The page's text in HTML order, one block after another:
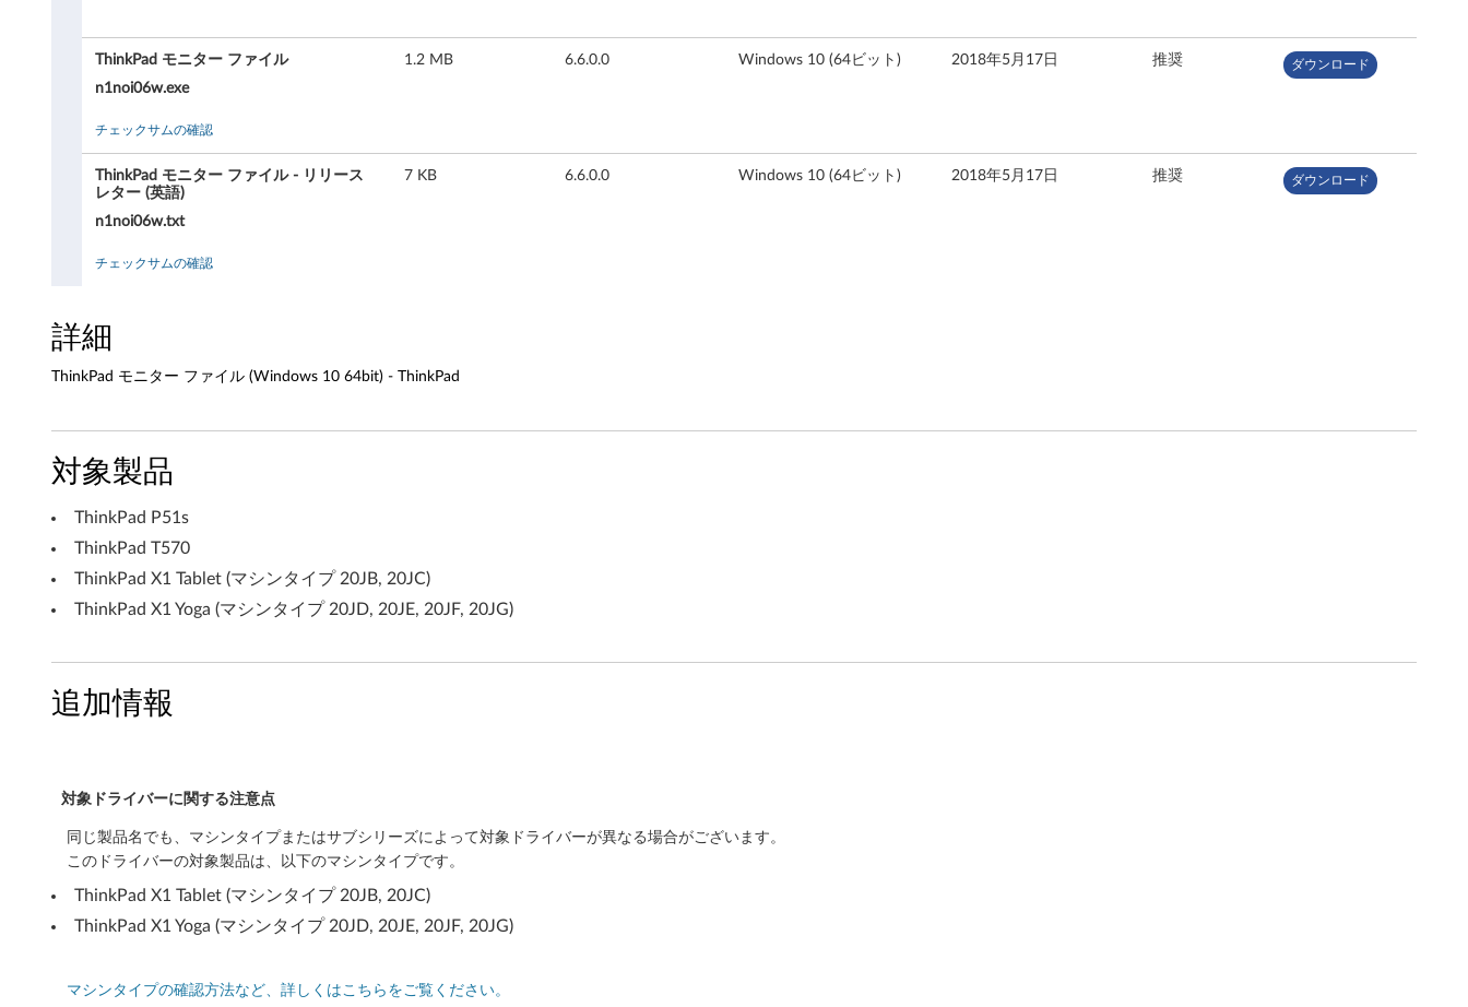
モ
ル
(
W
i
n
d
o
s
1
6
4
b
i
ThinkPad モニター ファイル
n1noi06w.exe
1.2 MB 6.6.0.0 Windows 10 (64ビット) 2018年5月17日 推奨 ダウンロード
チェックサムの確認
ThinkPad モニター ファイル - リリース
レター (英語)
n1noi06w.txt
7 KB 6.6.0.0 Windows 10 (64ビット) 2018年5月17日 推奨 ダウンロード
チェックサムの確認
詳細
ThinkPad モニター ファイル (Windows 10 64bit) - ThinkPad
対象製品
ThinkPad P51s
ThinkPad T570
ThinkPad X1 Tablet (マシンタイプ 20JB, 20JC)
ThinkPad X1 Yoga (マシンタイプ 20JD, 20JE, 20JF, 20JG)
追加情報
対象ドライバーに関する注意点
同じ製品名でも、マシンタイプまたはサブシリーズによって対象ドライバーが異なる場合がございます。
このドライバーの対象製品は、以下のマシンタイプです。
ThinkPad X1 Tablet (マシンタイプ 20JB, 20JC)
ThinkPad X1 Yoga (マシンタイプ 20JD, 20JE, 20JF, 20JG)
マシンタイプの確認方法など、詳しくはこちらをご覧ください。